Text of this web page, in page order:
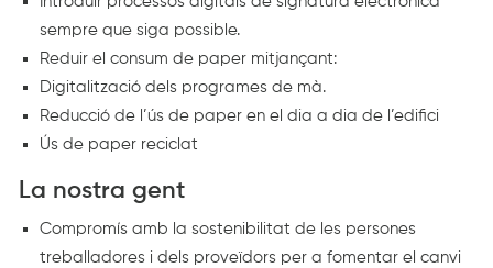
sempre que siga possible.
Reduir el consum de paper mitjançant:
Digitalització dels programes de mà.
Reducció de l’ús de paper en el dia a dia de l’edifici
Ús de paper reciclat
La nostra gent
Compromís amb la sostenibilitat de les persones
treballadores i dels proveïdors per a fomentar el canvi